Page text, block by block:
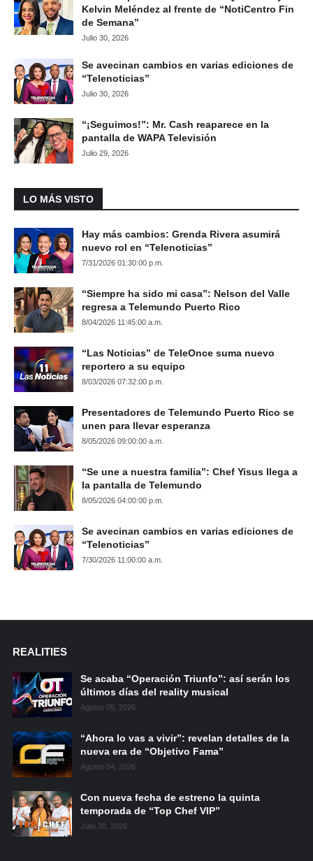
Kelvin Meléndez al frente de “NotiCentro Fin
de Semana”
Julio 30, 2026
Se avecinan cambios en varias ediciones de
“Telenoticias”
Julio 30, 2026
“¡Seguimos!”: Mr. Cash reaparece en la
pantalla de WAPA Televisión
Julio 29, 2026
LO MÁS VISTO
Hay más cambios: Grenda Rivera asumirá
nuevo rol en “Telenoticias”
7/31/2026 01:30:00 p.m.
“Siempre ha sido mi casa”: Nelson del Valle
regresa a Telemundo Puerto Rico
8/04/2026 11:45:00 a.m.
“Las Noticias” de TeleOnce suma nuevo
reportero a su equipo
8/03/2026 07:32:00 p.m.
Presentadores de Telemundo Puerto Rico se
unen para llevar esperanza
8/05/2026 09:00:00 a.m.
“Se une a nuestra familia”: Chef Yisus llega a
la pantalla de Telemundo
8/05/2026 04:00:00 p.m.
Se avecinan cambios en varias ediciones de
“Telenoticias”
7/30/2026 11:00:00 a.m.
REALITIES
Se acaba “Operación Triunfo”: así serán los
últimos días del reality musical
Agosto 05, 2026
“Ahora lo vas a vivir”: revelan detalles de la
nueva era de “Objetivo Fama”
Agosto 04, 2026
Con nueva fecha de estreno la quinta
temporada de “Top Chef VIP”
Julio 30, 2026